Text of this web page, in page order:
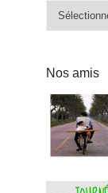
Archives
Nos amis